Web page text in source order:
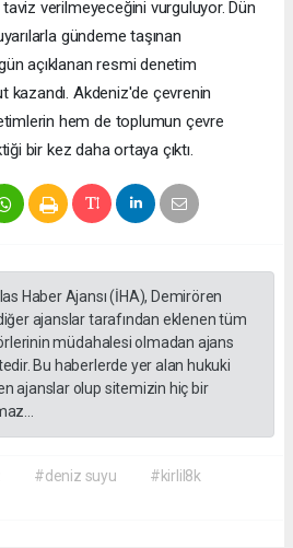
taviz verilmeyeceğini vurguluyor. Dün
gündeme taşınan
açıklanan resmi denetim
kazandı. Akdeniz'de çevrenin
hem de toplumun çevre
bir kez daha ortaya çıktı.
Haber Ajansı (İHA), Demirören
ajanslar tarafından eklenen tüm
müdahalesi olmadan ajans
Bu haberlerde yer alan hukuki
ajanslar olup sitemizin hiç bir
#deniz suyu
#kirlil8k